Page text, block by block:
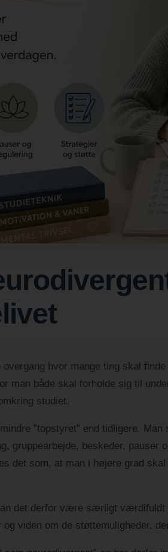
hvor mange ting skal
man både skal forholde sig til
studiet.
”topstyret” end tidligere. Man
gruppearbejde, beskeder, pauser
det som, at man i højere grad
det derfor være særligt værdifuldt
viden om de støttemuligheder,